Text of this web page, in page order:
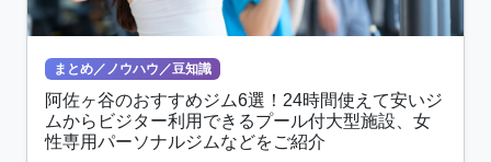
まとめ／ノウハウ／豆知識
阿佐ヶ谷のおすすめジム6選！24時間使えて安いジ
ムからビジター利用できるプール付大型施設、女
性専用パーソナルジムなどをご紹介